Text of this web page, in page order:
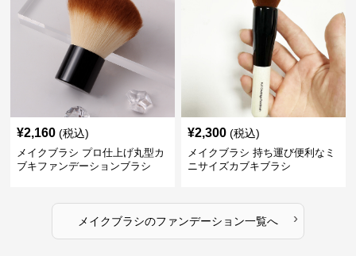
¥2,160 (税込)
メイクブラシ プロ仕上げ丸型カ
ブキファンデーションブラシ
¥2,300 (税込)
メイクブラシ 持ち運び便利なミ
ニサイズカブキブラシ
メイクブラシのファンデーション一覧へ ›